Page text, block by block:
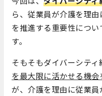
ら、従業員が介護を理
を推進する重要性につ
す。
そもそもダイバーシティ
を最大限に活かせる機会
が、介護を理由に従業